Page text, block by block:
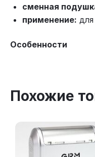
сменная
применение:
Особенности
Похожие